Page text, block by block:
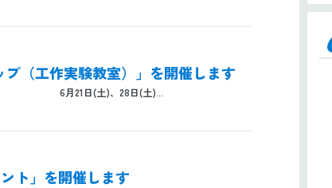
（工作実験教室）」を開催します
）」 6月21日(土)、28日(土)...
ト」を開催します